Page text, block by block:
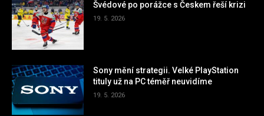
Švédové po porážce s Českem řeší krizi
19. 5. 2026
Sony mění strategii. Velké PlayStation
tituly už na PC téměř neuvidíme
19. 5. 2026